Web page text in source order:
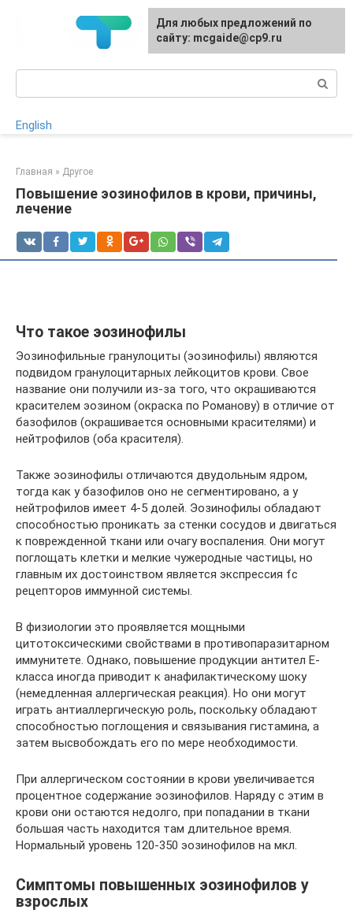
English
Главная » Другое
Повышение эозинофилов в крови, причины,
лечение
Что такое эозинофилы
Эозинофильные гранулоциты (эозинофилы) являются
подвидом гранулоцитарных лейкоцитов крови. Свое
название они получили из-за того, что окрашиваются
красителем эозином (окраска по Романову) в отличие от
базофилов (окрашивается основными красителями) и
нейтрофилов (оба красителя).
Также эозинофилы отличаются двудольным ядром,
тогда как у базофилов оно не сегментировано, а у
нейтрофилов имеет 4-5 долей. Эозинофилы обладают
способностью проникать за стенки сосудов и двигаться
к поврежденной ткани или очагу воспаления. Они могут
поглощать клетки и мелкие чужеродные частицы, но
главным их достоинством является экспрессия fc
рецепторов иммунной системы.
В физиологии это проявляется мощными
цитотоксическими свойствами в противопаразитарном
иммунитете. Однако, повышение продукции антител Е-
класса иногда приводит к анафилактическому шоку
(немедленная аллергическая реакция). Но они могут
играть антиаллергическую роль, поскольку обладают
способностью поглощения и связывания гистамина, а
затем высвобождать его по мере необходимости.
При аллергическом состоянии в крови увеличивается
процентное содержание эозинофилов. Наряду с этим в
крови они остаются недолго, при попадании в ткани
большая часть находится там длительное время.
Нормальный уровень 120-350 эозинофилов на мкл.
Симптомы повышенных эозинофилов у
взрослых
Для любых предложений по
сайту: mcgaide@cp9.ru